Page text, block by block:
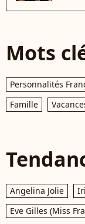
Mots
Personnalités
Famille
Angelina Jolie
Eve Gilles (Miss